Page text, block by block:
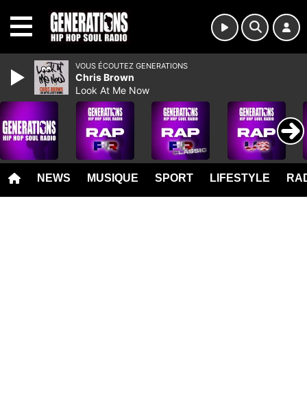
NEWS MUSIQUE SPORT LIFESTYLE
VOUS ÉCOUTEZ GENERATIONS
Chris Brown
Look At Me Now